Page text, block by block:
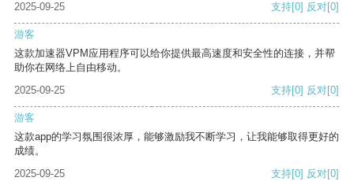
2025-09-25 支持[0] 反对[0]
游客
这款加速器VPM应用程序可以给你提供最高速度和安全性的连接，并帮
助你在网络上自由移动。
2025-09-25
支持[0] 反对[0]
游客
这款app的学习氛围很浓厚，能够激励我不断学习，让我能够取得更好的
成绩。
2025-09-25
支持[0] 反对[0]